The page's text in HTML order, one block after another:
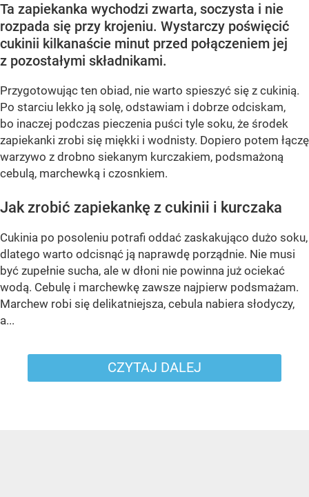
Ta zapiekanka wychodzi zwarta, soczysta i nie
rozpada się przy krojeniu. Wystarczy poświęcić
cukinii kilkanaście minut przed połączeniem jej
z pozostałymi składnikami.
Przygotowując ten obiad, nie warto spieszyć się z cukinią.
Po starciu lekko ją solę, odstawiam i dobrze odciskam,
bo inaczej podczas pieczenia puści tyle soku, że środek
zapiekanki zrobi się miękki i wodnisty. Dopiero potem łączę
warzywo z drobno siekanym kurczakiem, podsmażoną
cebulą, marchewką i czosnkiem.
Jak zrobić zapiekankę z cukinii i kurczaka
Cukinia po posoleniu potrafi oddać zaskakująco dużo soku,
dlatego warto odcisnąć ją naprawdę porządnie. Nie musi
być zupełnie sucha, ale w dłoni nie powinna już ociekać
wodą. Cebulę i marchewkę zawsze najpierw podsmażam.
Marchew robi się delikatniejsza, cebula nabiera słodyczy,
a...
CZYTAJ DALEJ